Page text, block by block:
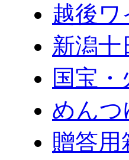
越後ワ
新潟十
国宝
めん
贈答用